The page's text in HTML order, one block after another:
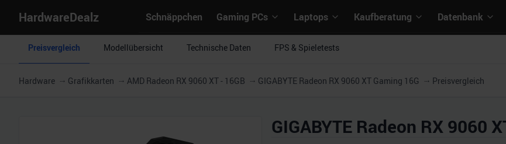
HardwareDealz Schnäppchen Gaming PCs Laptops Kaufberatung Datenbank
Preisvergleich Modellübersicht Technische Daten FPS & Spieletests
Hardware Grafikkarten AMD Radeon RX 9060 XT - 16GB GIGABYTE Radeon RX 9060 XT Gaming 16G Preisvergleich
GIGABYTE Radeon RX 9060